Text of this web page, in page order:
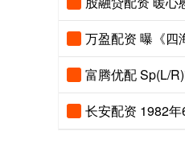
富腾优配 Sp(L/